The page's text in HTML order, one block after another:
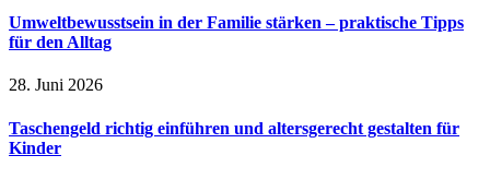
Umweltbewusstsein in der Familie stärken – praktische Tipps
für den Alltag
28. Juni 2026
Taschengeld richtig einführen und altersgerecht gestalten für
Kinder